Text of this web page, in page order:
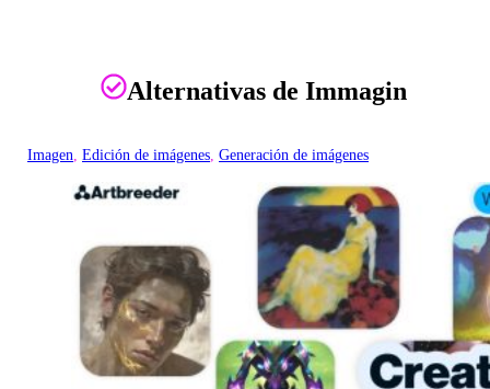
Alternativas de Immagin
Imagen, Edición de imágenes, Generación de imágenes